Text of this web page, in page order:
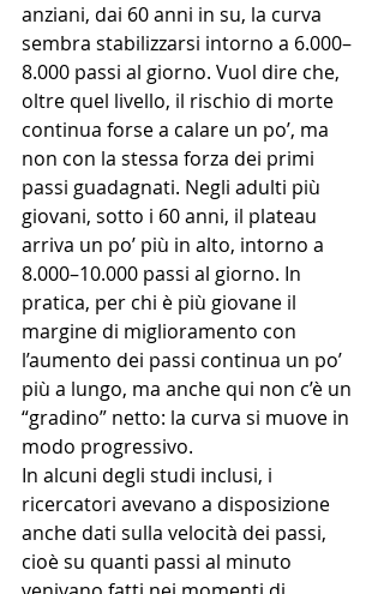
anziani, dai 60 anni in su, la curva
sembra stabilizzarsi intorno a 6.000–
8.000 passi al giorno. Vuol dire che,
oltre quel livello, il rischio di morte
continua forse a calare un po’, ma
non con la stessa forza dei primi
passi guadagnati. Negli adulti più
giovani, sotto i 60 anni, il plateau
arriva un po’ più in alto, intorno a
8.000–10.000 passi al giorno. In
pratica, per chi è più giovane il
margine di miglioramento con
l’aumento dei passi continua un po’
più a lungo, ma anche qui non c’è un
“gradino” netto: la curva si muove in
modo progressivo.
In alcuni degli studi inclusi, i
ricercatori avevano a disposizione
anche dati sulla velocità dei passi,
cioè su quanti passi al minuto